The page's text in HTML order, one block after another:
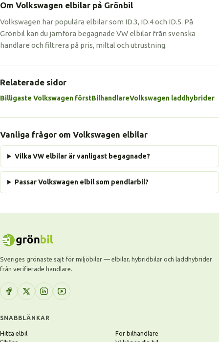
Om Volkswagen elbilar på Grönbil
Volkswagen har populära elbilar som ID.3, ID.4 och ID.5. På
Grönbil kan du jämföra begagnade VW elbilar från svenska
handlare och filtrera på pris, miltal och utrustning.
Relaterade sidor
Billigaste Volkswagen förstBilhandlareVolkswagen laddhybrider
Vanliga frågor om Volkswagen elbilar
Vilka VW elbilar är vanligast begagnade?
Passar Volkswagen elbil som pendlarbil?
Sveriges grönaste sajt för miljöbilar — elbilar, hybridbilar och laddhybrider
från verifierade handlare.
SNABBLÄNKAR
Hitta elbil
För bilhandlare